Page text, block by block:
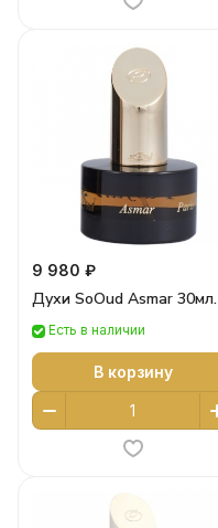
9 980 ₽
Духи SoOud Asmar 30мл.
Есть в наличии
В корзину